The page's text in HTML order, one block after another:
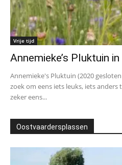
Vrije tijd
Annemieke’s Pluktuin
Annemieke's Pluktuin (2020
zoek om eens iets leuks, iets
zeker eens...
Oostvaardersplassen